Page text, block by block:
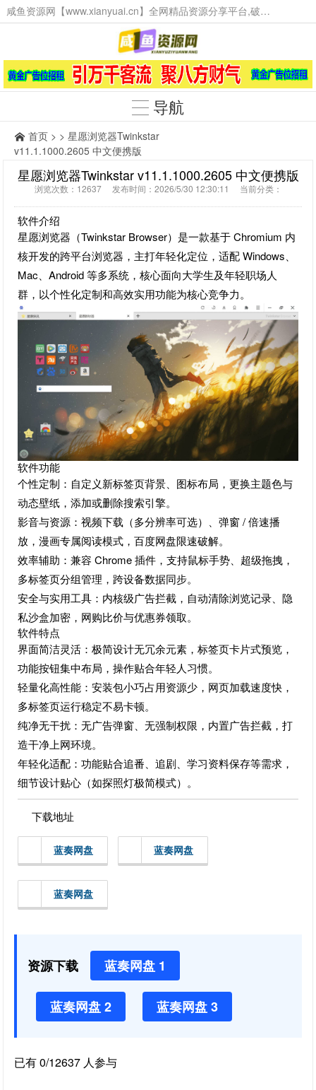
咸鱼资源网【www.xianyuai.cn】全网精品资源分享平台,破解软件,技术源码,火爆项目,工具辅助,这里无所不有。
导航
首页 > > 星愿浏览器Twinkstar
v11.1.1000.2605 中文便携版
星愿浏览器Twinkstar v11.1.1000.2605 中文便携版
浏览次数：12637 发布时间：2026/5/30 12:30:11 当前分类：
软件介绍
星愿浏览器（Twinkstar Browser）是一款基于 Chromium 内
核开发的跨平台浏览器，主打年轻化定位，适配 Windows、
Mac、Android 等多系统，核心面向大学生及年轻职场人
群，以个性化定制和高效实用功能为核心竞争力。
软件功能
个性定制：自定义新标签页背景、图标布局，更换主题色与
动态壁纸，添加或删除搜索引擎。
影音与资源：视频下载（多分辨率可选）、弹窗 / 倍速播
放，漫画专属阅读模式，百度网盘限速破解。
效率辅助：兼容 Chrome 插件，支持鼠标手势、超级拖拽，
多标签页分组管理，跨设备数据同步。
安全与实用工具：内核级广告拦截，自动清除浏览记录、隐
私沙盒加密，网购比价与优惠券领取。
软件特点
界面简洁灵活：极简设计无冗余元素，标签页卡片式预览，
功能按钮集中布局，操作贴合年轻人习惯。
轻量化高性能：安装包小巧占用资源少，网页加载速度快，
多标签页运行稳定不易卡顿。
纯净无干扰：无广告弹窗、无强制权限，内置广告拦截，打
造干净上网环境。
年轻化适配：功能贴合追番、追剧、学习资料保存等需求，
细节设计贴心（如探照灯极简模式）。
下载地址
蓝奏网盘 蓝奏网盘
蓝奏网盘
资源下载 蓝奏网盘 1
蓝奏网盘 2 蓝奏网盘 3
已有 0/12637 人参与